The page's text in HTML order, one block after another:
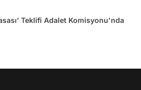
Teklifi Adalet Komisyonu'nda